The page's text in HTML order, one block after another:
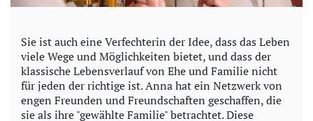
Sie ist auch eine Verfechterin der Idee, dass das Leben
viele Wege und Möglichkeiten bietet, und dass der
klassische Lebensverlauf von Ehe und Familie nicht
für jeden der richtige ist. Anna hat ein Netzwerk von
engen Freunden und Freundschaften geschaffen, die
sie als ihre "gewählte Familie" betrachtet. Diese